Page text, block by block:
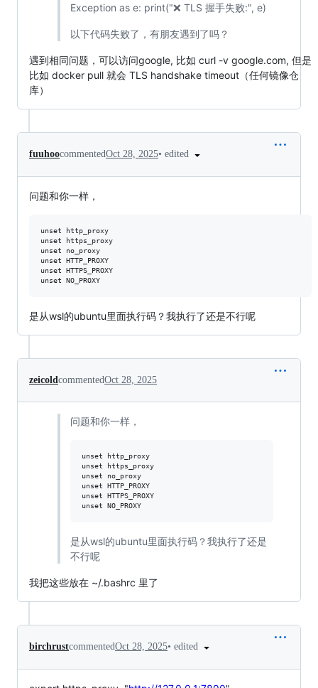
Exception as e: print("❌ TLS 握手失败:", e)
以下代码失败了，有朋友遇到了吗？
遇到相同问题，可以访问google, 比如 curl -v google.com, 但是
比如 docker pull 就会 TLS handshake timeout（任何镜像仓
库）
fuuhoocommentedOct 28, 2025• edited
问题和你一样，
unset http_proxy
unset https_proxy
unset no_proxy
unset HTTP_PROXY
unset HTTPS_PROXY
是从wsl的ubuntu里面执行码？我执行了还是不行呢
zeicoldcommentedOct 28, 2025
问题和你一样，
unset http_proxy
unset https_proxy
unset no_proxy
unset HTTP_PROXY
unset HTTPS_PROXY
unset NO_PROXY
是从wsl的ubuntu里面执行码？我执行了还是
不行呢
我把这些放在 ~/.bashrc 里了
birchrustcommentedOct 28, 2025• edited